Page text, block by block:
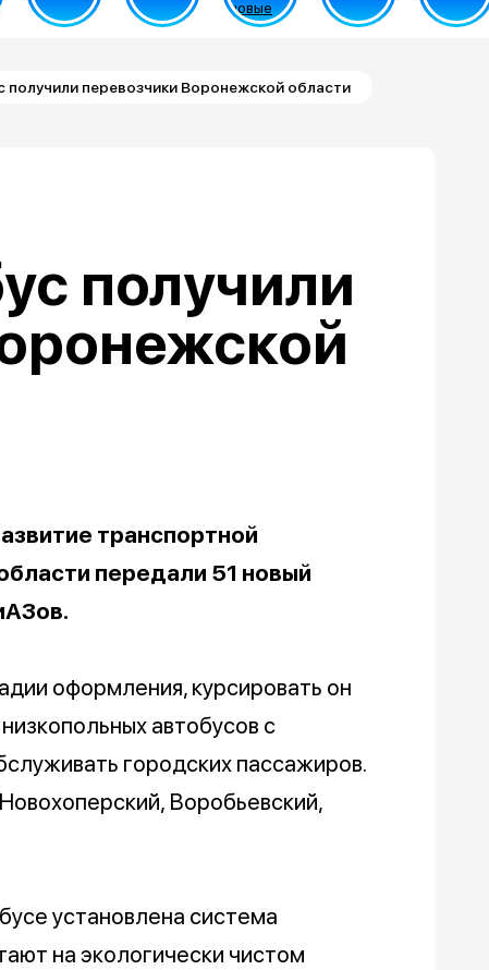
получили перевозчики Воронежской области
получили
транспортной
передали 51 новый
оформления, курсировать он
автобусов с
городских пассажиров.
Воробьевский,
установлена система
на экологически чистом